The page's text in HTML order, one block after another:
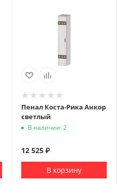
Пенал Коста-Рика Анкор
светлый
В наличии: 2
12 525₽
В корзину